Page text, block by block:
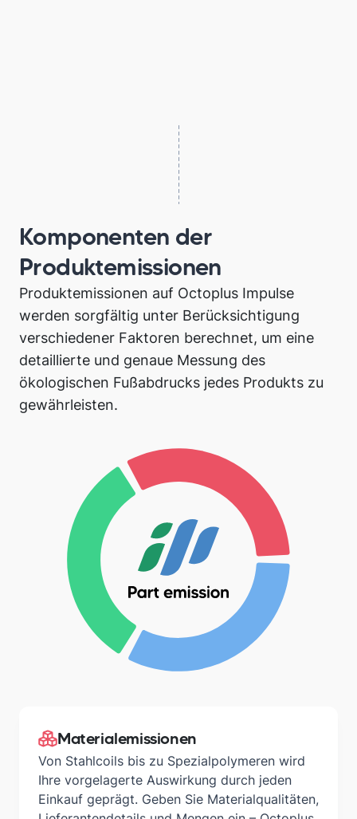
Komponenten der
Produktemissionen
Produktemissionen auf Octoplus Impulse
werden sorgfältig unter Berücksichtigung
verschiedener Faktoren berechnet, um eine
detaillierte und genaue Messung des
ökologischen Fußabdrucks jedes Produkts zu
gewährleisten.
Materialemissionen
Von Stahlcoils bis zu Spezialpolymeren wird
Ihre vorgelagerte Auswirkung durch jeden
Einkauf geprägt. Geben Sie Materialqualitäten,